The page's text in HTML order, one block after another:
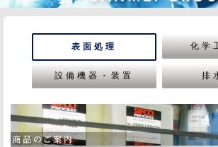
表面処理 化学
設備機器・装置 排